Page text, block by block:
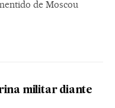
de Moscou
militar diante